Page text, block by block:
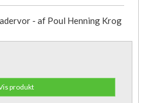
- af Poul Henning Krog
produkt